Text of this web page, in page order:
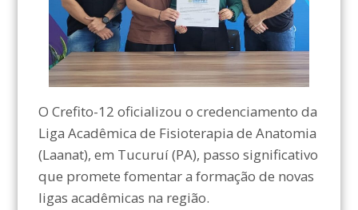
O Crefito-12 oficializou o credenciamento da
Liga Acadêmica de Fisioterapia de Anatomia
(Laanat), em Tucuruí (PA), passo significativo
que promete fomentar a formação de novas
ligas acadêmicas na região.